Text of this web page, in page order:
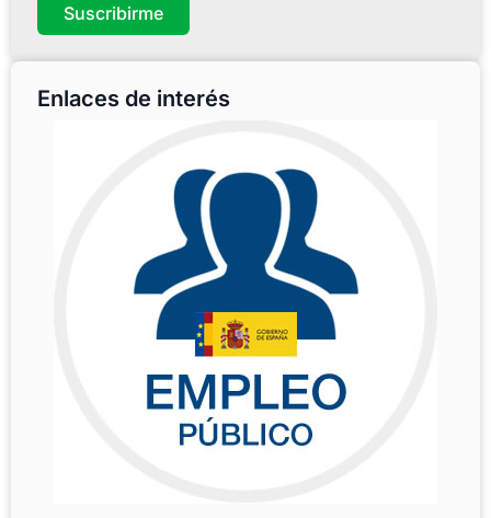
Suscribirme
Enlaces de interés